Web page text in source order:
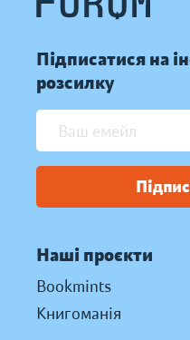
Підписатися на
розсилку
Наші проєкти
Bookmints
Книгоманія